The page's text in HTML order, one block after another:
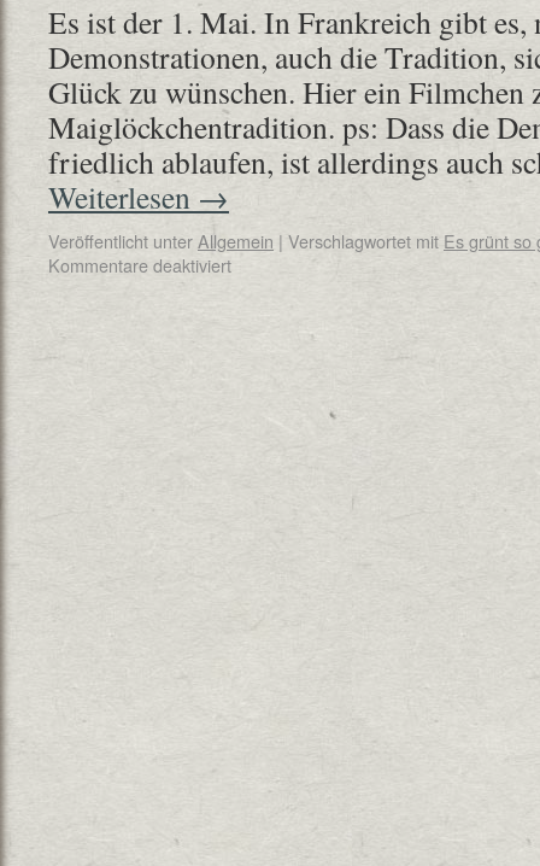
Es ist der 1. Mai. In Frankreich gibt es,
Demonstrationen, auch die Tradition,
Glück zu wünschen. Hier ein Filmchen
Maiglöckchentradition. ps: Dass die
friedlich ablaufen, ist allerdings auch
Weiterlesen →
Veröffentlicht unterAllgemein | Verschlagwortet mit Es grünt so
Kommentare deaktiviert